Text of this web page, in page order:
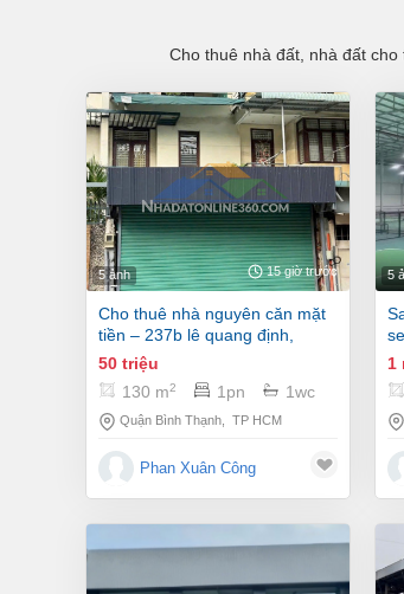
Cho thuê nhà đất, nhà đất
5 ảnh 15 giờ trước
cho thuê nhà nguyên căn mặt
tiền – 237b lê quang định,
phường gia định
50 triệu
130 m2 1pn 1wc
Quận Bình Thạnh TP HCM
Phan Xuân Công
5
sang nhượng sân pickleball –
1